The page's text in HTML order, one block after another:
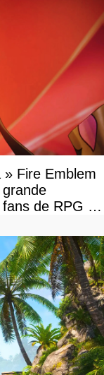
Fire Emblem
de RPG en